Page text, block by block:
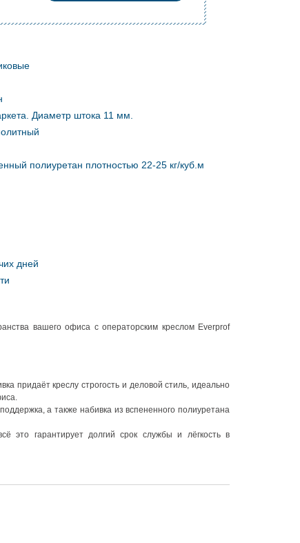
Диаметр штока 11 мм.
полиуретан плотностью 22-25 кг/куб.м
дней
вашего офиса с операторским креслом Everprof
придаёт креслу строгость и деловой стиль, идеально
а также набивка из вспененного полиуретана
это гарантирует долгий срок службы и лёгкость в